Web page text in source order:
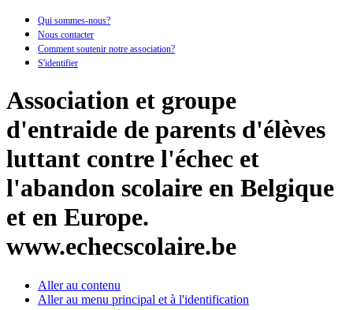
Qui sommes-nous?
Nous contacter
Comment soutenir notre association?
S'identifier
Association et groupe
d'entraide de parents d'élèves
luttant contre l'échec et
l'abandon scolaire en Belgique
et en Europe.
www.echecscolaire.be
Aller au contenu
Aller au menu principal et à l'identification